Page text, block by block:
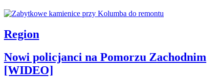
Region
Nowi policjanci na Pomorzu Zachodnim
[WIDEO]